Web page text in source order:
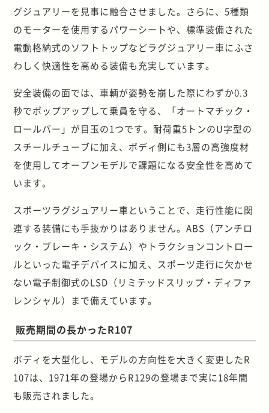
グジュアリーを見事に融合させました。さらに、5種類
のモーターを使用するパワーシートや、標準装備された
電動格納式のソフトトップなどラグジュアリー車にふさ
わしく快適性を高める装備も充実しています。
安全装備の面では、車輌が姿勢を崩した際にわずか0.3
秒でポップアップして乗員を守る、「オートマチック・
ロールバー」が目玉の1つです。耐荷重5トンのU字型の
スチールチューブに加え、ボディ側にも3層の高強度材
を使用してオープンモデルで課題になる安全性を高めて
います。
スポーツラグジュアリー車ということで、走行性能に関
連する装備にも手抜かりはありません。ABS（アンチロ
ック・ブレーキ・システム）やトラクションコントロー
ルといった電子デバイスに加え、スポーツ走行に欠かせ
ない電子制御式のLSD（リミテッドスリップ・ディファ
レンシャル）まで備えています。
販売期間の長かったR107
ボディを大型化し、モデルの方向性を大きく変更したR
107は、1971年の登場からR129の登場まで実に18年間
も販売されました。